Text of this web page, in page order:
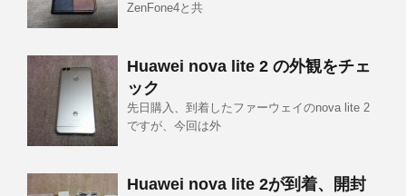
ZenFone4と共
Huawei nova lite 2 の外観をチェ
ック
先日購入、到着したファーウェイのnova lite 2
ですが、今回は外
Huawei nova lite 2が到着、開封